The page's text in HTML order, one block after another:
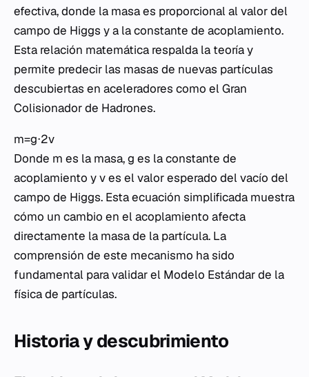
efectiva, donde la masa es proporcional al valor del
campo de Higgs y a la constante de acoplamiento.
Esta relación matemática respalda la teoría y
permite predecir las masas de nuevas partículas
descubiertas en aceleradores como el Gran
Colisionador de Hadrones.
m=g⋅2​v​
Donde m es la masa, g es la constante de
acoplamiento y v es el valor esperado del vacío del
campo de Higgs. Esta ecuación simplificada muestra
cómo un cambio en el acoplamiento afecta
directamente la masa de la partícula. La
comprensión de este mecanismo ha sido
fundamental para validar el Modelo Estándar de la
física de partículas.
Historia y descubrimiento